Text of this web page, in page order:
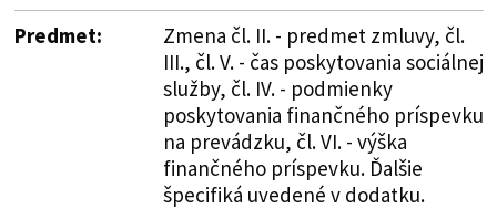
Predmet:
Zmena čl. II. - predmet zmluvy, čl.
III., čl. V. - čas poskytovania sociálnej
služby, čl. IV. - podmienky
poskytovania finančného príspevku
na prevádzku, čl. VI. - výška
finančného príspevku. Ďalšie
špecifiká uvedené v dodatku.